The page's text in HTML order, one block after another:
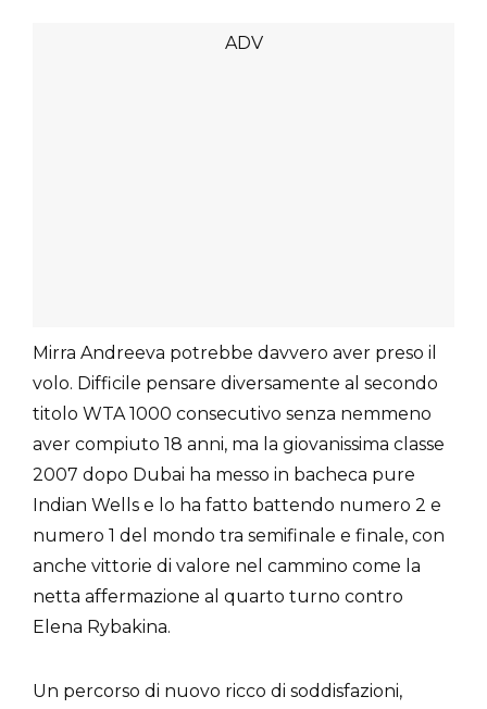
Mirra Andreeva potrebbe davvero aver preso il
volo. Difficile pensare diversamente al secondo
titolo WTA 1000 consecutivo senza nemmeno
aver compiuto 18 anni, ma la giovanissima classe
2007 dopo Dubai ha messo in bacheca pure
Indian Wells e lo ha fatto battendo numero 2 e
numero 1 del mondo tra semifinale e finale, con
anche vittorie di valore nel cammino come la
netta affermazione al quarto turno contro
Elena Rybakina.
Un percorso di nuovo ricco di soddisfazioni,